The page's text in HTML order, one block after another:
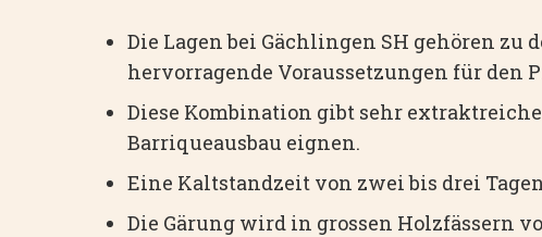
Die Lagen bei Gächlingen SH gehören
hervorragende Voraussetzungen für den
Diese Kombination gibt sehr
Barriqueausbau eignen.
Eine Kaltstandzeit von zwei bis drei
Die Gärung wird in grossen Holzfässern